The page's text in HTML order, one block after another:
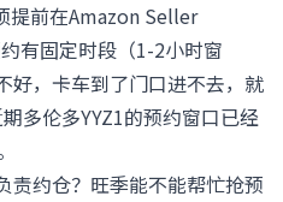
提前在Amazon Seller
有固定时段（1-2小时窗
好，卡车到了门口进不去，就
多伦多YYZ1的预约窗口已经
责约仓？旺季能不能帮忙抢预